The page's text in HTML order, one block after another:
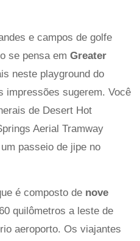
e campos de golfe
se pensa em Greater
neste playground do
impressões sugerem. Você
de Desert Hot
Aerial Tramway
passeio de jipe ​​no
é composto de nove
quilômetros a leste de
aeroporto. Os viajantes